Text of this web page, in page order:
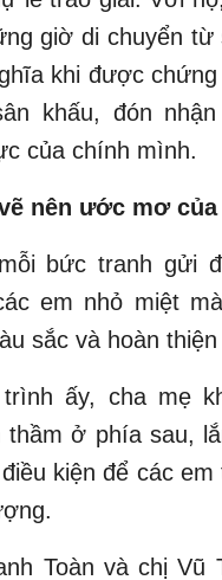
giờ di chuyển từ
khi được
khấu, đón
của chính mình.
nên ước mơ của
bức tranh gửi
em nhỏ miệt
sắc và hoàn
ấy, cha mẹ
thầm ở phía sau,
kiện để các
Toàn và chị Vũ